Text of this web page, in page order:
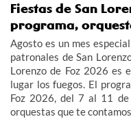
Fiestas de San
programa,
Agosto es un mes
patronales de San
Lorenzo de Foz 2026 es
lugar los fuegos. El
Foz 2026, del 7 al 11 de
orquestas que te